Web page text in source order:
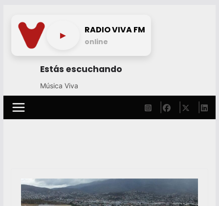
content
► RADIO VIVA FM
online
Estás escuchando
Música Viva